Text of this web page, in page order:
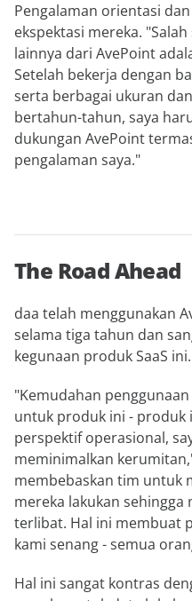
Pengalaman orientasi
ekspektasi mereka.
lainnya dari AvePoint
Setelah bekerja dengan
serta berbagai ukuran
bertahun-tahun, saya
dukungan AvePoint
pengalaman saya."
The Road Ahead
daa telah menggunakan
selama tiga tahun dan
kegunaan produk SaaS ini.
"Kemudahan
untuk produk ini - produk
perspektif operasional,
meminimalkan
membebaskan tim untuk
mereka lakukan
terlibat. Hal ini membuat
kami senang - semua
Hal ini sangat kontras